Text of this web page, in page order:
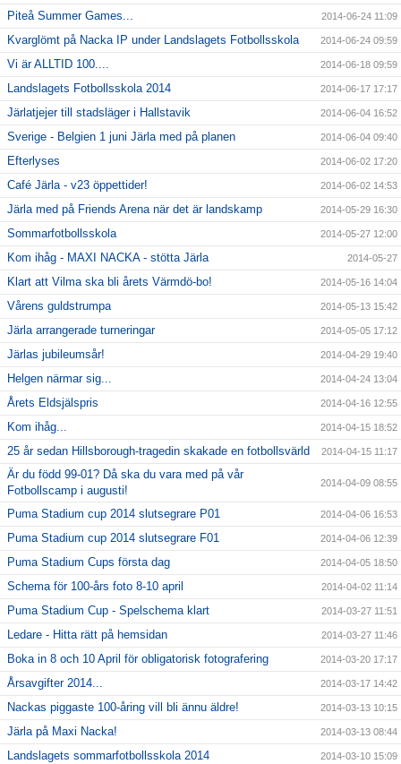
Piteå Summer Games... 2014-06-24 11:09
Kvarglömt på Nacka IP under Landslagets Fotbollsskola 2014-06-24 09:59
Vi är ALLTID 100.... 2014-06-18 09:59
Landslagets Fotbollsskola 2014 2014-06-17 17:17
Järlatjejer till stadsläger i Hallstavik 2014-06-04 16:52
Sverige - Belgien 1 juni Järla med på planen 2014-06-04 09:40
Efterlyses 2014-06-02 17:20
Café Järla - v23 öppettider! 2014-06-02 14:53
Järla med på Friends Arena när det är landskamp 2014-05-29 16:30
Sommarfotbollsskola 2014-05-27 12:00
Kom ihåg - MAXI NACKA - stötta Järla 2014-05-27
Klart att Vilma ska bli årets Värmdö-bo! 2014-05-16 14:04
Vårens guldstrumpa 2014-05-13 15:42
Järla arrangerade turneringar 2014-05-05 17:12
Järlas jubileumsår! 2014-04-29 19:40
Helgen närmar sig... 2014-04-24 13:04
Årets Eldsjälspris 2014-04-16 12:55
Kom ihåg... 2014-04-15 18:52
25 år sedan Hillsborough-tragedin skakade en fotbollsvärld 2014-04-15 11:17
Är du född 99-01? Då ska du vara med på vår
Fotbollscamp i augusti!
2014-04-09 08:55
Puma Stadium cup 2014 slutsegrare P01 2014-04-06 16:53
Puma Stadium cup 2014 slutsegrare F01 2014-04-06 12:39
Puma Stadium Cups första dag 2014-04-05 18:50
Schema för 100-års foto 8-10 april 2014-04-02 11:14
Puma Stadium Cup - Spelschema klart 2014-03-27 11:51
Ledare - Hitta rätt på hemsidan 2014-03-27 11:46
Boka in 8 och 10 April för obligatorisk fotografering 2014-03-20 17:17
Årsavgifter 2014... 2014-03-17 14:42
Nackas piggaste 100-åring vill bli ännu äldre! 2014-03-13 10:15
Järla på Maxi Nacka! 2014-03-13 08:44
Landslagets sommarfotbollsskola 2014 2014-03-10 15:09